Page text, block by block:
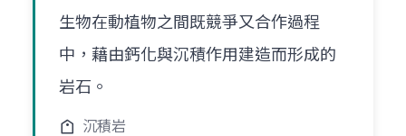
生物在動植物之間既競爭又合作過程
中，藉由鈣化與沉積作用建造而形成的
岩石。
沉積岩